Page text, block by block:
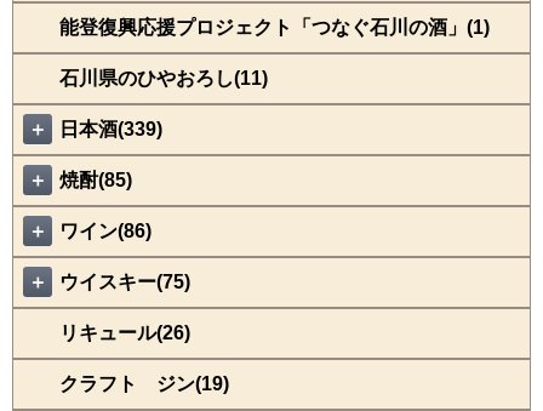
能登復興応援プロジェクト「つなぐ石川の酒」(1)
石川県のひやおろし(11)
＋ 日本酒(339)
＋ 焼酎(85)
＋ ワイン(86)
＋ ウイスキー(75)
リキュール(26)
クラフト ジン(19)